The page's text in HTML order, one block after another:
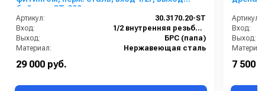
байонет ST-200
Артикул:
30.3170.20-ST
Вход:
1/2 внутренняя резьба вращающаяся
Выход:
БРС (папа)
Материал:
Нержавеющая сталь
Вес, кг:
29 000 руб.
Артикул:
Вход:
Выход:
В
7 500